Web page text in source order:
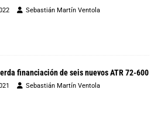
Sebastián Martín Ventola
financiación de seis nuevos ATR 72-600
Sebastián Martín Ventola